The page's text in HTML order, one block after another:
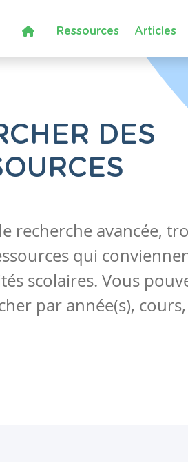
Ressources Articles
DES
recherche avancée,
qui
scolaires. Vous
par année(s),